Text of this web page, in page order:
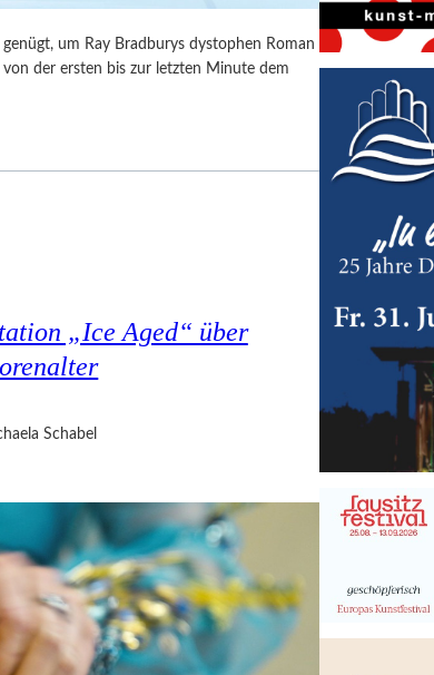
um Ray Bradburys dystophen Roman
der ersten bis zur letzten Minute dem
„Ice Aged“ über
Schabel